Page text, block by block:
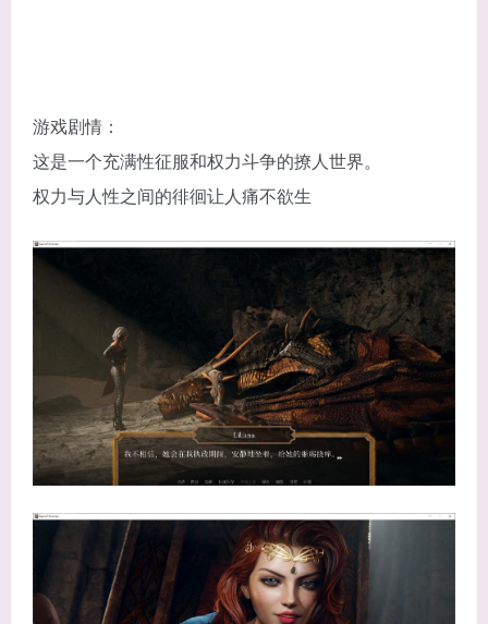
游戏剧情：
这是一个充满性征服和权力斗争的撩人世界。
权力与人性之间的徘徊让人痛不欲生